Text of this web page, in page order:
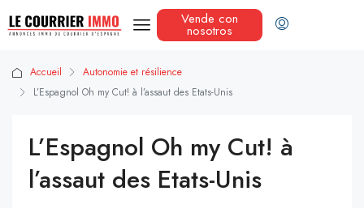
Vende con
nosotros
Accueil
Autonomie et résilience
L’Espagnol Oh my Cut! à l’assaut des Etats-Unis
L’Espagnol Oh my Cut! à
l’assaut des Etats-Unis